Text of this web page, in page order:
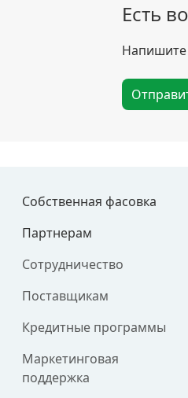
Есть
Напишите
Собственная фасовка
Партнерам
Сотрудничество
Поставщикам
Кредитные программы
Маркетинговая
поддержка